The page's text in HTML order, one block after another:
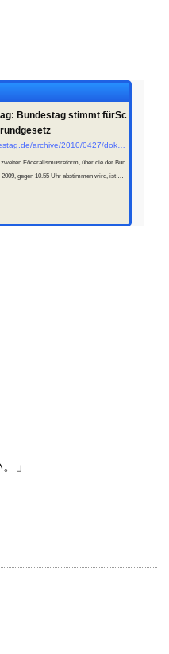
Bundestag stimmt fürSc
Föderalismusreform, über die der Bun
gegen 10.55 Uhr abstimmen wird, ist die
」